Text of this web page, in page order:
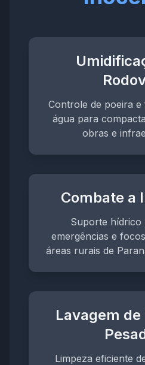
Controle de poeira
água para
obras e
Combate a
Suporte hídrico
emergências e
áreas rurais de
Lavagem
Limpeza eficiente